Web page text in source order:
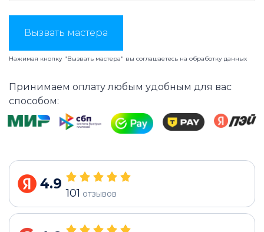
Вызвать мастера
Нажимая кнопку "Вызвать мастера" вы соглашаетесь на обработку данных
Принимаем оплату любым удобным для вас
способом:
4.9
101 отзывов